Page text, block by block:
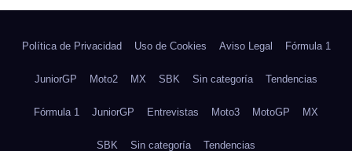
Política de Privacidad Uso de Cookies Aviso Legal Fórmula 1
JuniorGP Moto2 MX SBK Sin categoría Tendencias
Fórmula 1 JuniorGP Entrevistas Moto3 MotoGP MX
SBK Sin categoría Tendencias